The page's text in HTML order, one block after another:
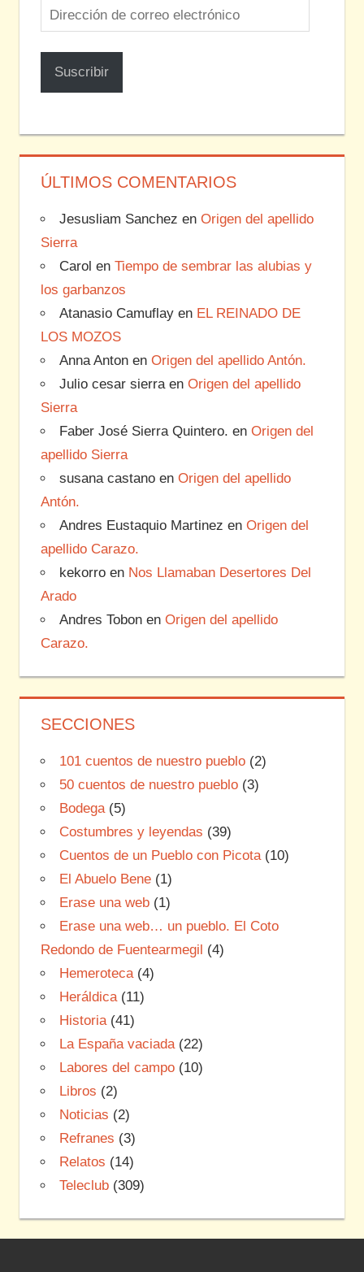
Dirección
de
correo
electrónico
Suscribir
ÚLTIMOS COMENTARIOS
Jesusliam Sanchez en Origen del apellido
Sierra
Carol en Tiempo de sembrar las alubias y
los garbanzos
Atanasio Camuflayen EL REINADO DE
LOS MOZOS
Anna Antonen Origen del apellido Antón.
Julio cesar sierraen Origen del apellido
Sierra
Faber José Sierra Quintero. en Origen del
apellido Sierra
susana castanoen Origen del apellido
Antón.
Andres Eustaquio Martinez en Origen del
apellido Carazo.
kekorroen Nos Llamaban Desertores Del
Arado
Andres Tobonen Origen del apellido
Carazo.
SECCIONES
101 cuentos de nuestro pueblo(2)
50 cuentos de nuestro pueblo(3)
Bodega(5)
Costumbres y leyendas (39)
Cuentos de un Pueblo con Picota(10)
El Abuelo Bene(1)
Erase una web(1)
Erase una web… un pueblo. El Coto
Redondo de Fuentearmegil (4)
Hemeroteca(4)
Heráldica(11)
Historia(41)
La España vaciada(22)
Labores del campo(10)
Libros (2)
Noticias (2)
Refranes (3)
Relatos (14)
Teleclub(309)